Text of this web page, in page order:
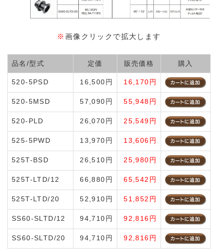
※ 画像クリックで拡大します
品名/型式 定価 販売価格 購入
520-5PSD 16,500円 16,170円
520-5MSD 57,090円 55,948円
520-PLD 26,070円 25,549円
525-5PWD 13,970円 13,606円
525T-BSD 26,510円 25,980円
525T-LTD/12 66,880円 65,542円
525T-LTD/20 52,910円 51,852円
SS60-SLTD/12 94,710円 92,816円
SS60-SLTD/20 94,710円 92,816円